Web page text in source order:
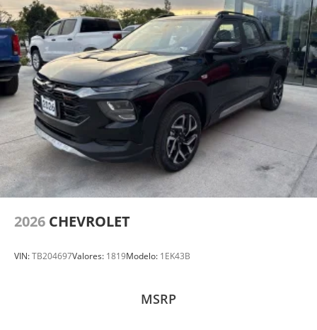
2026 CHEVROLET
VIN:TB204697Valores: 1819Modelo: 1EK43B
MSRP